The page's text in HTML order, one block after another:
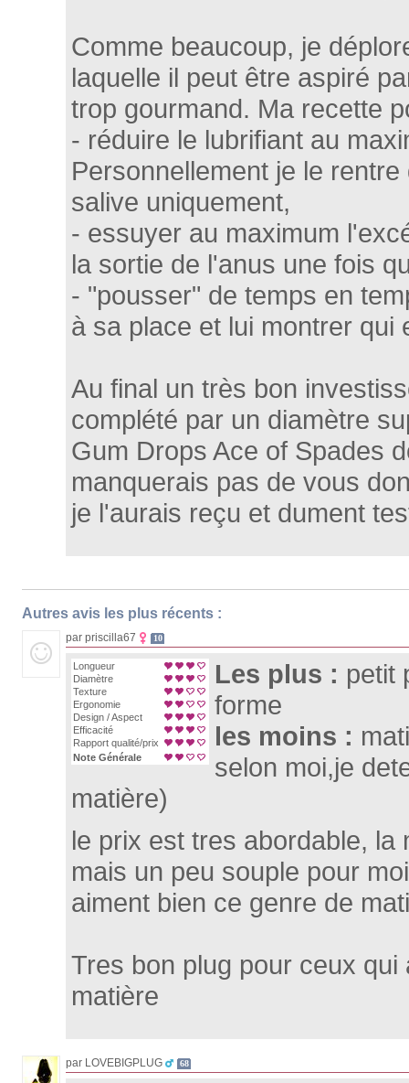
Comme beaucoup, je
laquelle il peut être aspiré
trop gourmand. Ma recette
- réduire le lubrifiant au
Personnellement je le
salive uniquement,
- essuyer au maximum
la sortie de l'anus une fois
- "pousser" de temps en
à sa place et lui montrer qui
Au final un très bon
complété par un diamètre
Gum Drops Ace of Spades
manquerais pas de vous
je l'aurais reçu et dument
Autres avis les plus récents :
par priscilla67 10
Longueur
Diamètre
Texture
Ergonomie
Design / Aspect
Efficacité
Rapport qualité/prix
Note Générale
Les plus : petit
forme
les moins :
selon moi,je
matière)
le prix est tres abordable, la
mais un peu souple pour
aiment bien ce genre de
Tres bon plug pour ceux qui
matière
par LOVEBIGPLUG 68